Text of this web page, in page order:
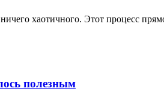
хаотичного. Этот процесс
полезным